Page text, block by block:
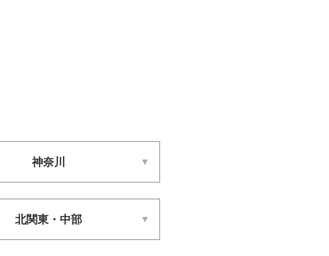
神奈川
北関東・中部